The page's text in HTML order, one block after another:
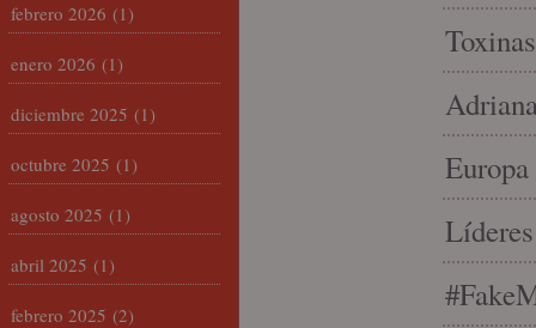
febrero 2026 (1)
enero 2026 (1)
diciembre 2025 (1)
octubre 2025 (1)
agosto 2025 (1)
abril 2025 (1)
febrero 2025 (2)